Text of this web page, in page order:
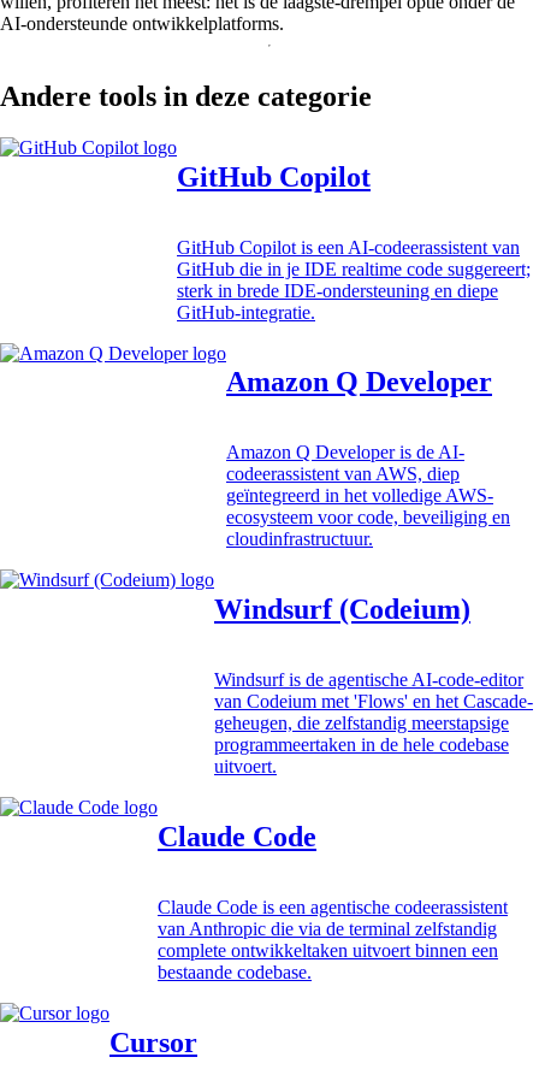
AI-ondersteunde ontwikkelplatforms.
Andere tools in deze categorie
GitHub Copilot
GitHub Copilot is een AI-codeerassistent van
GitHub die in je IDE realtime code suggereert;
sterk in brede IDE-ondersteuning en diepe
GitHub-integratie.
Amazon Q Developer
Amazon Q Developer is de AI-
codeerassistent van AWS, diep
geïntegreerd in het volledige AWS-
ecosysteem voor code, beveiliging en
cloudinfrastructuur.
Windsurf (Codeium)
Windsurf is de agentische AI-code-editor
van Codeium met 'Flows' en het Cascade-
geheugen, die zelfstandig meerstapsige
programmeertaken in de hele codebase
uitvoert.
Claude Code
Claude Code is een agentische codeerassistent
van Anthropic die via de terminal zelfstandig
complete ontwikkeltaken uitvoert binnen een
bestaande codebase.
Cursor